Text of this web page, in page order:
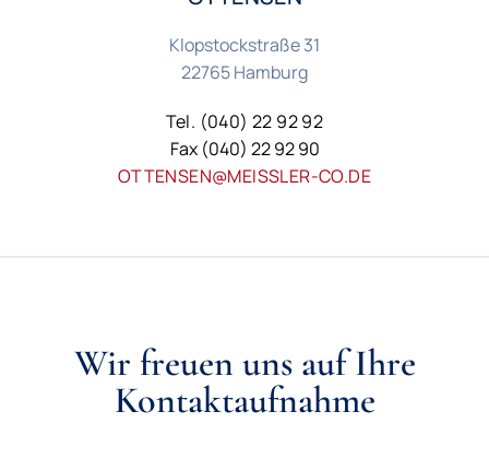
Klopstockstraße 31
22765 Hamburg
Tel. (040) 22 92 92
Fax (040) 22 92 90
OTTENSEN@MEISSLER-CO.DE
Wir freuen uns auf Ihre
Kontaktaufnahme